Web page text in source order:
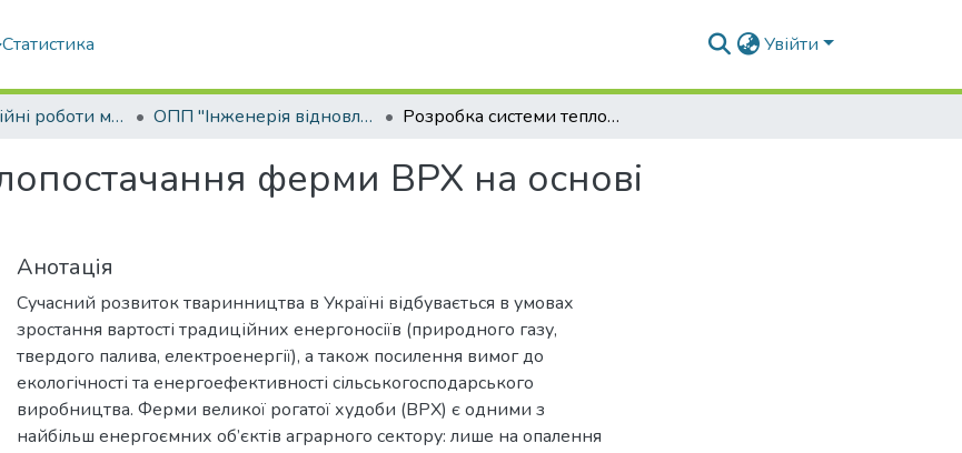
Статистика Увійти
Кваліфікаційні роботи магістрів ОПП "Інженерія відновлювальних джерел енергії та енергоменеджмент" Розробка системи теплопостачання ферми ВРХ на основі геліоколекторів
ферми ВРХ на основі
Анотація
Сучасний розвиток тваринництва в Україні відбувається в умовах
зростання вартості традиційних енергоносіїв (природного газу,
твердого палива, електроенергії), а також посилення вимог до
екологічності та енергоефективності сільськогосподарського
виробництва. Ферми великої рогатої худоби (ВРХ) є одними з
найбільш енергоємних об’єктів аграрного сектору: лише на опалення